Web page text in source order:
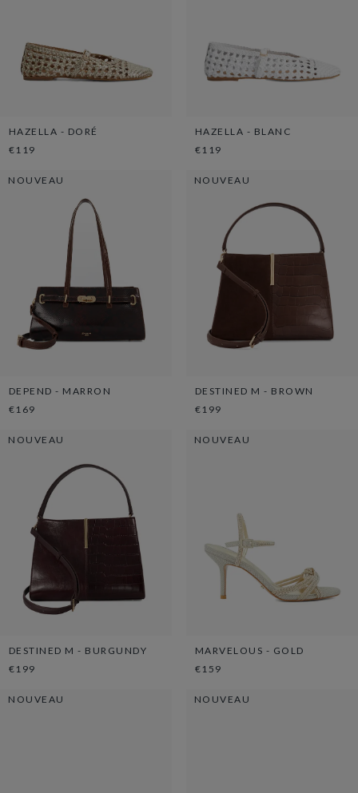
HAZELLA - DORÉ
€119
HAZELLA - BLANC
€119
NOUVEAU
DEPEND - MARRON
€169
NOUVEAU
DESTINED M - BROWN
€199
NOUVEAU
DESTINED M - BURGUNDY
€199
NOUVEAU
MARVELOUS - GOLD
€159
NOUVEAU NOUVEAU